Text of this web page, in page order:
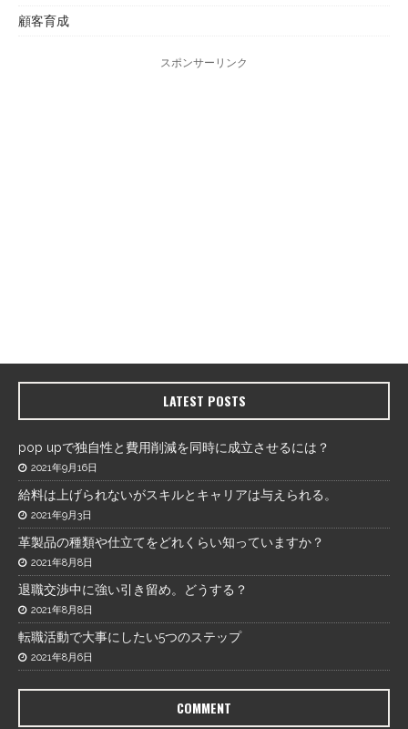
顧客育成
スポンサーリンク
LATEST POSTS
pop upで独自性と費用削減を同時に成立させるには？
2021年9月16日
給料は上げられないがスキルとキャリアは与えられる。
2021年9月3日
革製品の種類や仕立てをどれくらい知っていますか？
2021年8月8日
退職交渉中に強い引き留め。どうする？
2021年8月8日
転職活動で大事にしたい5つのステップ
2021年8月6日
COMMENT